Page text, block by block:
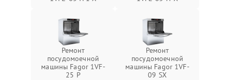
Ремонт
посудомоечной
машины Fagor 1VF-
25 P
Ремонт
посудомоечной
машины Fagor 1VF-
09 SX